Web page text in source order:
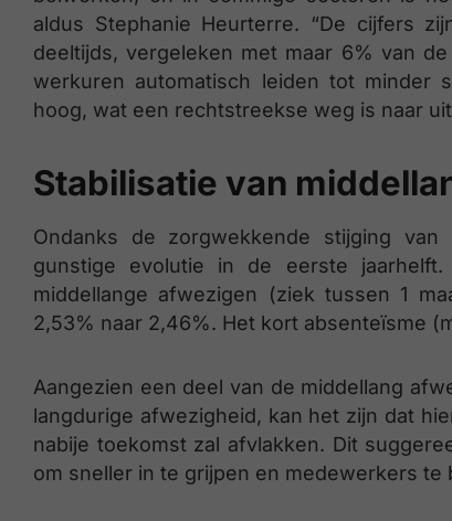
aldus Stephanie Heurterre. “De cijfers
deeltijds, vergeleken met maar 6% van
werkuren automatisch leiden tot minder
hoog, wat een rechtstreekse weg is naar
Stabilisatie van
Ondanks de zorgwekkende stijging
gunstige evolutie in de eerste
middellange afwezigen (ziek tussen 1
2,53% naar 2,46%. Het kort absenteïsme
Aangezien een deel van de middellang
langdurige afwezigheid, kan het zijn dat
nabije toekomst zal afvlakken. Dit
om sneller in te grijpen en medewerkers